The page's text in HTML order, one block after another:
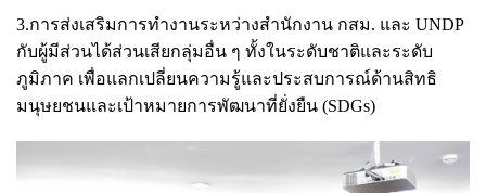
3.การส่งเสริมการทำงานระหว่างสำนักงาน กสม. และ UNDP
กับผู้มีส่วนได้ส่วนเสียกลุ่มอื่น ๆ ทั้งในระดับชาติและระดับ
ภูมิภาค เพื่อแลกเปลี่ยนความรู้และประสบการณ์ด้านสิทธิ
มนุษยชนและเป้าหมายการพัฒนาที่ยั่งยืน (SDGs)